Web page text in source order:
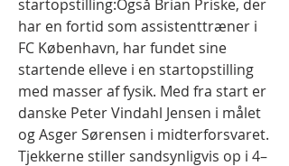
startopstilling:Også Brian Priske, der
har en fortid som assistenttræner i
FC København, har fundet sine
startende elleve i en startopstilling
med masser af fysik. Med fra start er
danske Peter Vindahl Jensen i målet
og Asger Sørensen i midterforsvaret.
Tjekkerne stiller sandsynligvis op i 4–